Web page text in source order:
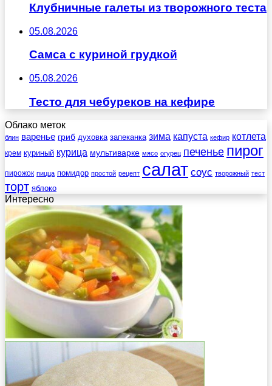
Клубничные галеты из творожного теста
05.08.2026
Самса с куриной грудкой
05.08.2026
Тесто для чебуреков на кефире
Облако меток
блин варенье гриб духовка запеканка зима капуста кефир котлета
крем куриный курица мультиварке мясо огурец печенье пирог
пирожок пицца помидор простой рецепт салат соус творожный тест
торт яблоко
Интересно